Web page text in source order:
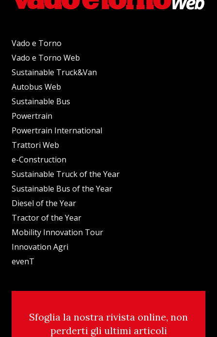
Vado e Torno
Vado e Torno Web
Sustainable Truck&Van
Autobus Web
Sustainable Bus
Powertrain
Powertrain International
Trattori Web
e-Construction
Sustainable Truck of the Year
Sustainable Bus of the Year
Diesel of the Year
Tractor of the Year
Mobility Innovation Tour
Innovation Agri
evenT
Sfoglia la nostra rivista online, non
perderti gli ultimi articoli